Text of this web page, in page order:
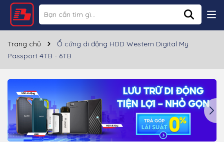
Trang chủ
Ổ cứng di động HDD Western Digital My
Passport 4TB - 6TB